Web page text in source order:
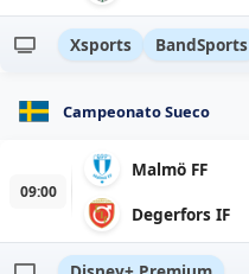
Xsports BandSports
Campeonato Sueco
09:00
Malmö FF
Degerfors IF